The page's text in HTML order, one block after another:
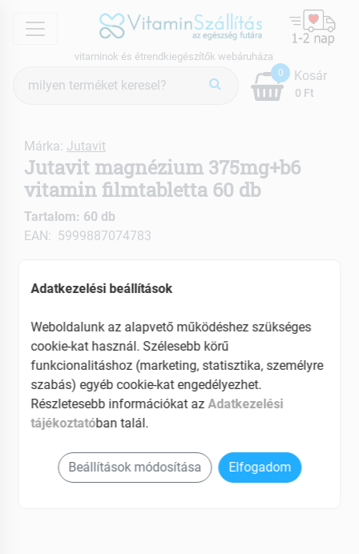
menu
vitaminok és étrendkiegészítők webáruháza
keresés
0
0 Ft
Kosár
Márka: Jutavit
Jutavit magnézium 375mg+b6
vitamin filmtabletta 60 db
Tartalom: 60 db
EAN: 5999887074783
Adatkezelési beállítások
Weboldalunk az alapvető működéshez szükséges
cookie-kat használ. Szélesebb körű
funkcionalitáshoz (marketing, statisztika, személyre
szabás) egyéb cookie-kat engedélyezhet.
Részletesebb információkat azAdatkezelési
tájékoztatóban talál.
Beállítások módosítása Elfogadom